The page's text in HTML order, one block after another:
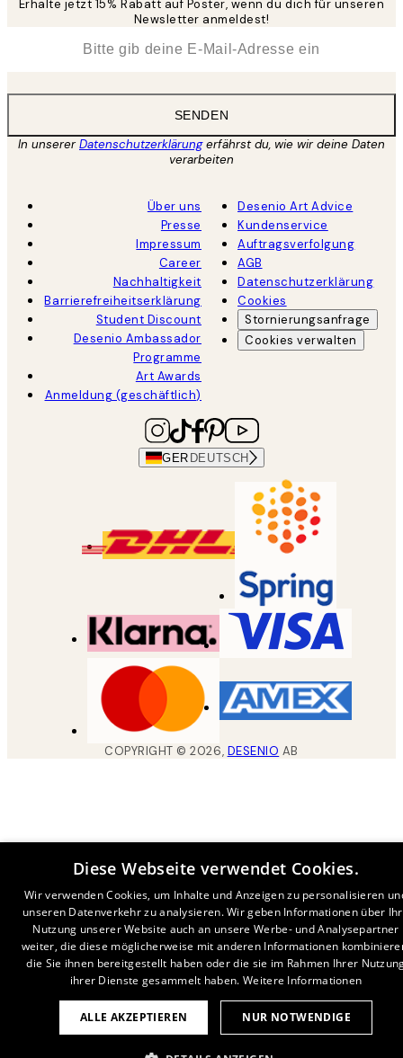
Erhalte jetzt 15% Rabatt auf Poster, wenn du dich für unseren
Newsletter anmeldest!
SENDEN
In unsererDatenschutzerklärungerfährst du, wie wir deine Daten
verarbeiten
Über uns
Presse
Impressum
Career
Nachhaltigkeit
Barrierefreiheitserklärung
Student Discount
Desenio Ambassador
Programme
Art Awards
Anmeldung (geschäftlich)
Desenio Art Advice
Kundenservice
Auftragsverfolgung
AGB
Datenschutzerklärung
Cookies
Stornierungsanfrage
Cookies verwalten
GER DEUTSCH
COPYRIGHT ©2026, DESENIO AB
Diese Webseite verwendet Cookies.
Wir verwenden Cookies, um Inhalte und Anzeigen zu personalisieren
unseren Datenverkehr zu analysieren. Wir geben Informationen über
Nutzung unserer Website auch an unsere Werbe- und Analysepartner
weiter, die diese möglicherweise mit anderen Informationen
die Sie ihnen bereitgestellt haben oder die sie im Rahmen Ihrer
ihrer Dienste gesammelt haben. Weitere Informationen
ALLE AKZEPTIEREN NUR NOTWENDIGE